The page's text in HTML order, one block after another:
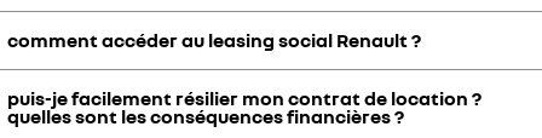
aux autres aides proposées (Coup de Pouce CEE), ce qui garantit
également l’engagement de Renault, de sa filiale de financement
Mobilize Financial Services et de son réseau, des mensualités très
Les véhicules d’occasion électriques ne sont pas éligibles à ce
dispositif mais Renault Group propose à travers sa marque
occasion renew une offre dédiée sur un nombre limité de véhicules
électriques d’occasion récents & garantis avec des loyers très
comment accéder au leasing social Renault ?
Comme pour les primes CEE ou Coup de Pouce, votre
concessionnaire RENAULT vous accompagne dans les démarches
puis-je facilement résilier mon contrat de location ?
quelles sont les conséquences financières ?